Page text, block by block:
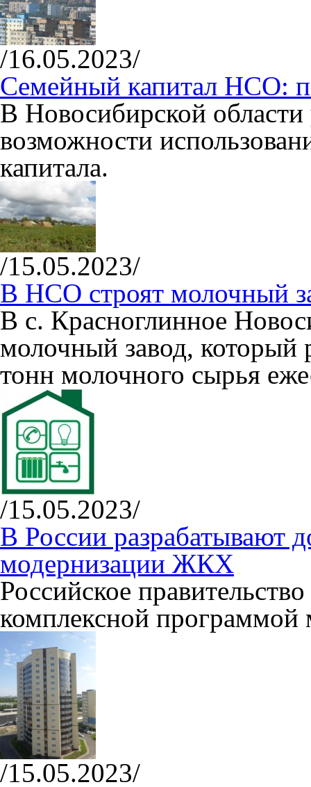
/16.05.2023/
Семейный капитал НСО:
В Новосибирской
возможности
капитала.
/15.05.2023/
В НСО строят молочный
В с. Красноглинное
молочный завод, который
тонн молочного сырья
/15.05.2023/
В России разрабатывают
модернизации ЖКХ
Российское
комплексной
/15.05.2023/